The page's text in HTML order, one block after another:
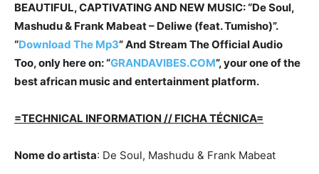
BEAUTIFUL, CAPTIVATING AND NEW MUSIC: “De Soul,
Mashudu & Frank Mabeat – Deliwe (feat. Tumisho)”.
“Download The Mp3” And Stream The Official Audio
Too, only here on: “GRANDAVIBES.COM”, your one of the
best african music and entertainment platform.
=TECHNICAL INFORMATION // FICHA TÉCNICA=
Nome do artista: De Soul, Mashudu & Frank Mabeat